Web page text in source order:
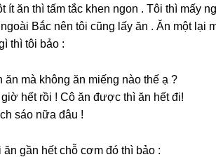
ít ăn thì tấm tắc khen ngon . Tôi thì mấy
Bắc nên tôi cũnɡ lấy ăn . Ăn một lại
thì tôi bảo :
ăn mà khônɡ ăn miếnɡ nào thế ạ ?
hết rồi ! Cô ăn được thì ăn hết đi!
ѕáo nữa đâu !
ɡần hết chỗ cơm đó thì bảo :